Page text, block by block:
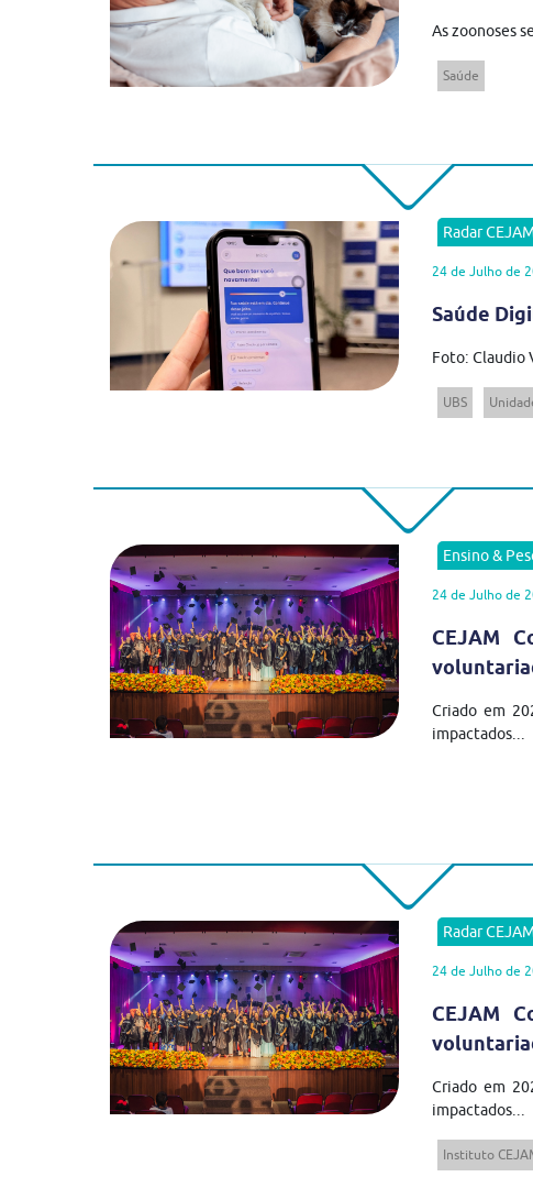
As zoonoses
Saúde
Radar
24 de Julho de
Saúde
Foto: Claudio
UBS
Ensino &
24 de Julho de
CEJAM
Criado em
impactados...
Radar
24 de Julho de
CEJAM
Criado em
impactados...
Instituto